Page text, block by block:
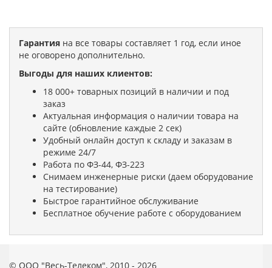
Гарантия на все товары составляет 1 год, если иное
не оговорено дополнительно.
Выгоды для наших клиентов:
18 000+ товарных позиций в наличии и под
заказ
Актуальная информация о наличии товара на
сайте (обновление каждые 2 сек)
Удобный онлайн доступ к складу и заказам в
режиме 24/7
Работа по ФЗ-44, ФЗ-223
Снимаем инженерные риски (даем оборудование
на тестирование)
Быстрое гарантийное обслуживание
Бесплатное обучение работе с оборудованием
© ООО "Весь-Телеком", 2010 - 2026